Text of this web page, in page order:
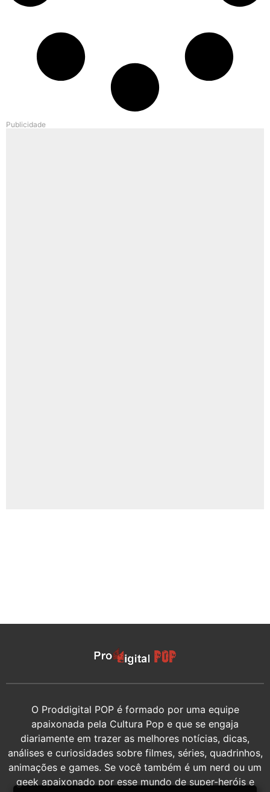
Publicidade
O Proddigital POP é formado por uma equipe
apaixonada pela Cultura Pop e que se engaja
diariamente em trazer as melhores notícias, dicas,
análises e curiosidades sobre filmes, séries, quadrinhos,
animações e games. Se você também é um nerd ou um
geek apaixonado por esse mundo de super-heróis e